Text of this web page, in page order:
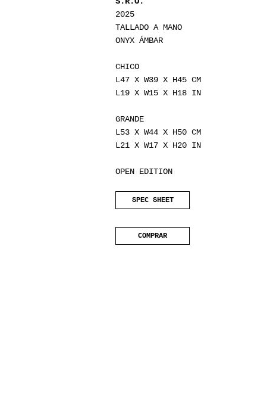
2025
TALLADO A MANO
ONYX ÁMBAR
CHICO
L47 X W39 X H45 CM
L19 X W15 X H18 IN
GRANDE
L53 X W44 X H50 CM
L21 X W17 X H20 IN
OPEN EDITION
SPEC SHEET
COMPRAR